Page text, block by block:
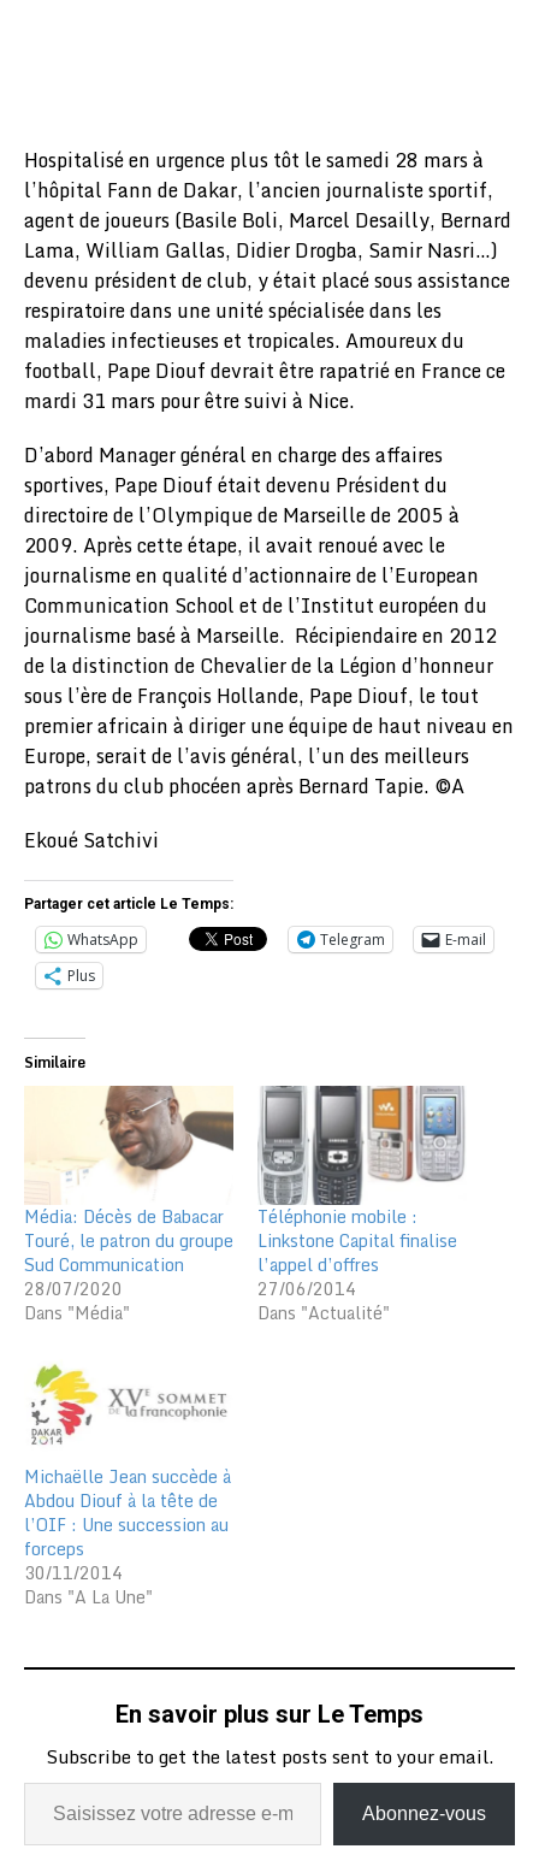
Hospitalisé en urgence plus tôt le samedi 28 mars à
l’hôpital Fann de Dakar, l’ancien journaliste sportif,
agent de joueurs (Basile Boli, Marcel Desailly, Bernard
Lama, William Gallas, Didier Drogba, Samir Nasri…)
devenu président de club, y était placé sous assistance
respiratoire dans une unité spécialisée dans les
maladies infectieuses et tropicales. Amoureux du
football, Pape Diouf devrait être rapatrié en France ce
mardi 31 mars pour être suivi à Nice.
D’abord Manager général en charge des affaires
sportives, Pape Diouf était devenu Président du
directoire de l’Olympique de Marseille de 2005 à
2009. Après cette étape, il avait renoué avec le
journalisme en qualité d’actionnaire de l’European
Communication School et de l’Institut européen du
journalisme basé à Marseille. Récipiendaire en 2012
de la distinction de Chevalier de la Légion d’honneur
sous l’ère de François Hollande, Pape Diouf, le tout
premier africain à diriger une équipe de haut niveau en
Europe, serait de l’avis général, l’un des meilleurs
patrons du club phocéen après Bernard Tapie. ©A
Ekoué Satchivi
Partager cet article Le Temps:
WhatsApp Telegram
E-mail
Plus
Similaire
Média: Décès de Babacar
Touré, le patron du groupe
Sud Communication
28/07/2020
Dans "Média"
Téléphonie mobile :
Linkstone Capital finalise
l’appel d’offres
27/06/2014
Dans "Actualité"
Michaëlle Jean succède à
Abdou Diouf à la tête de
l’OIF : Une succession au
forceps
30/11/2014
Dans "A La Une"
En savoir plus sur Le Temps
Subscribe to get the latest posts sent to your email.
Abonnez-vous